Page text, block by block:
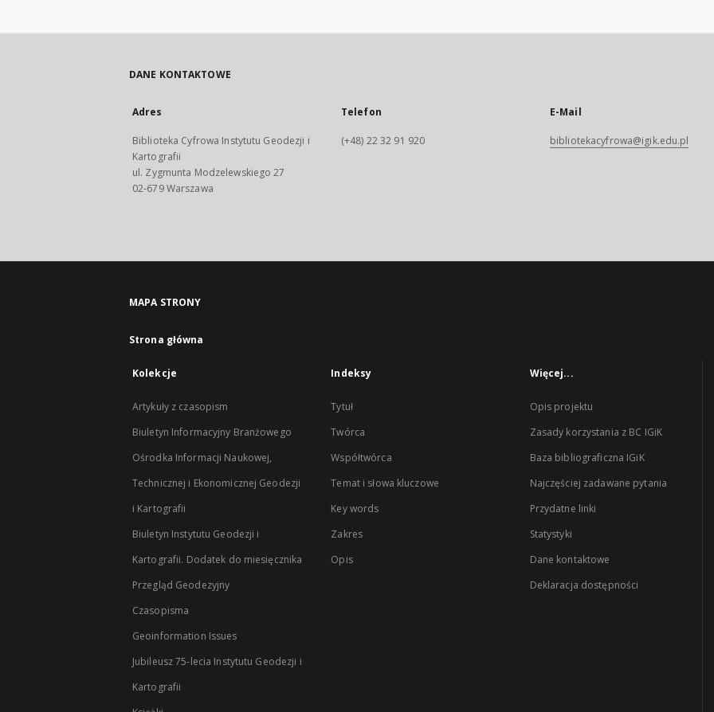
DANE KONTAKTOWE
Adres
Biblioteka Cyfrowa Instytutu Geodezji i
Kartografii
ul. Zygmunta Modzelewskiego 27
02-679 Warszawa
Telefon
(+48) 22 32 91 920
E-Mail
bibliotekacyfrowa@igik.edu.pl
MAPA STRONY
Strona główna
Kolekcje
Artykuły z czasopism
Biuletyn Informacyjny Branżowego
Ośrodka Informacji Naukowej,
Technicznej i Ekonomicznej Geodezji
i Kartografii
Biuletyn Instytutu Geodezji i
Kartografii. Dodatek do miesięcznika
Przegląd Geodezyjny
Czasopisma
Geoinformation Issues
Jubileusz 75-lecia Instytutu Geodezji i
Kartografii
Indeksy
Tytuł
Twórca
Współtwórca
Temat i słowa kluczowe
Key words
Zakres
Opis
Więcej...
Opis projektu
Zasady korzystania z BC IGiK
Baza bibliograficzna IGiK
Najczęściej zadawane pytania
Przydatne linki
Statystyki
Dane kontaktowe
Deklaracja dostępności